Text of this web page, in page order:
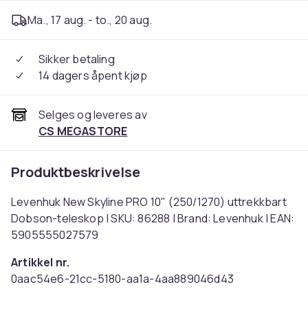
Ma., 17 aug. - to., 20 aug.
Sikker betaling
14 dagers åpent kjøp
Selges og leveres av
CS MEGASTORE
Produktbeskrivelse
Levenhuk New Skyline PRO 10" (250/1270) uttrekkbart
Dobson-teleskop | SKU: 86288 | Brand: Levenhuk | EAN:
5905555027579
Artikkel nr.
0aac54e6-21cc-5180-aa1a-4aa889046d43